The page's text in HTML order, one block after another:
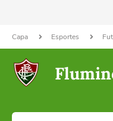
Capa Esportes